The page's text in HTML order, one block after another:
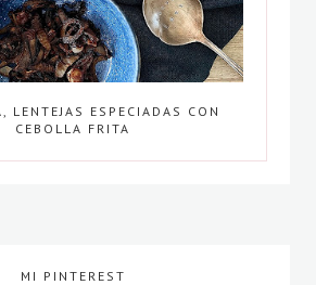
LENTEJAS ESPECIADAS CON
CEBOLLA FRITA
MI PINTEREST